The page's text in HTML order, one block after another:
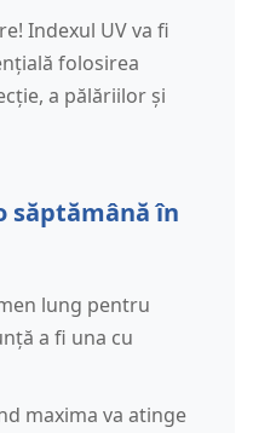
Indexul UV va fi
folosirea
a pălăriilor și
săptămână în
lung pentru
a fi una cu
maxima va atinge